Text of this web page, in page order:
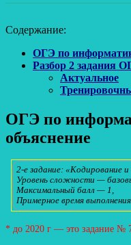
Содержание:
ОГЭ по
Разбор 2 задания
Актуальное
ОГЭ по
объяснение
2-е задание: «Кодирование
Уровень сложности —
Максимальный балл — 1,
Примерное время
* до 2020 г — это задание №